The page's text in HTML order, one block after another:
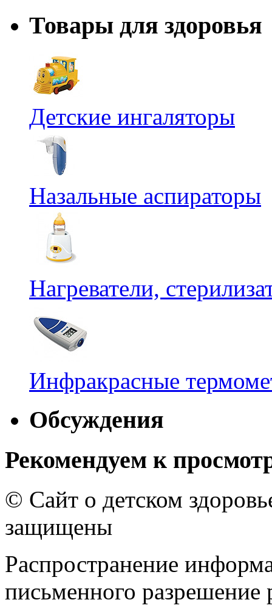
Товары для здоровья
Детские ингаляторы
Назальные аспираторы
Нагреватели,
Инфракрасные
Обсуждения
Рекомендуем к
© Сайт о детском
защищены
Распространение
письменного разрешение